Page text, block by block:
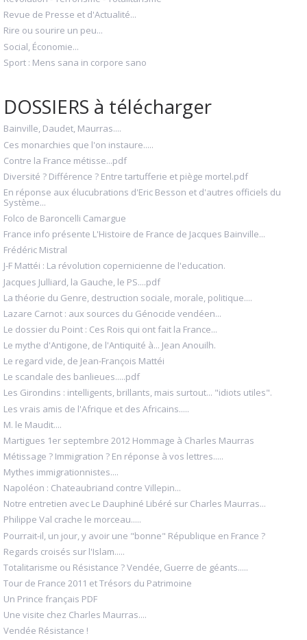
Revue de Presse et d'Actualité...
Rire ou sourire un peu...
Social, Économie...
Sport : Mens sana in corpore sano
DOSSIERS à télécharger
Bainville, Daudet, Maurras....
Ces monarchies que l'on instaure.....
Contre la France métisse...pdf
Diversité ? Différence ? Entre tartufferie et piège mortel.pdf
En réponse aux élucubrations d'Eric Besson et d'autres officiels du
Système...
Folco de Baroncelli Camargue
France info présente L'Histoire de France de Jacques Bainville...
Frédéric Mistral
J-F Mattéi : La révolution copernicienne de l'education.
Jacques Julliard, la Gauche, le PS....pdf
La théorie du Genre, destruction sociale, morale, politique....
Lazare Carnot : aux sources du Génocide vendéen...
Le dossier du Point : Ces Rois qui ont fait la France...
Le mythe d'Antigone, de l'Antiquité à... Jean Anouilh.
Le regard vide, de Jean-François Mattéi
Le scandale des banlieues.....pdf
Les Girondins : intelligents, brillants, mais surtout... "idiots utiles".
Les vrais amis de l'Afrique et des Africains.....
M. le Maudit....
Martigues 1er septembre 2012 Hommage à Charles Maurras
Métissage ? Immigration ? En réponse à vos lettres.....
Mythes immigrationnistes....
Napoléon : Chateaubriand contre Villepin...
Notre entretien avec Le Dauphiné Libéré sur Charles Maurras...
Philippe Val crache le morceau.....
Pourrait-il, un jour, y avoir une "bonne" République en France ?
Regards croisés sur l'Islam.....
Totalitarisme ou Résistance ? Vendée, Guerre de géants.....
Tour de France 2011 et Trésors du Patrimoine
Un Prince français PDF
Une visite chez Charles Maurras....
Vendée Résistance !